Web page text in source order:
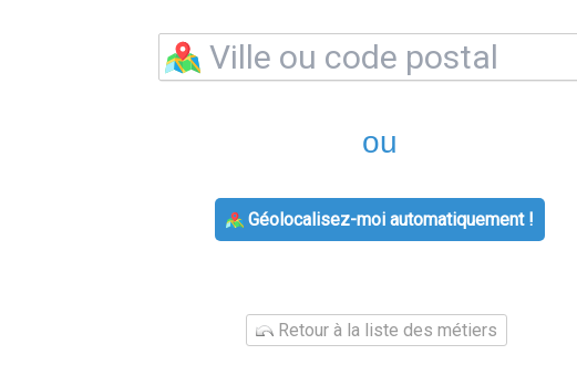
ou
Géolocalisez-moi automatiquement !
Retour à la liste des métiers